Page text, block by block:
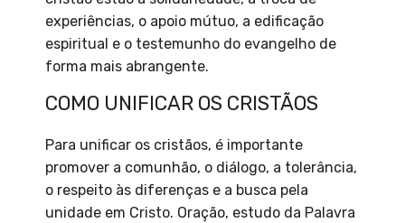
experiências, o apoio mútuo, a edificação
espiritual e o testemunho do evangelho de
forma mais abrangente.
COMO UNIFICAR OS CRISTÃOS
Para unificar os cristãos, é importante
promover a comunhão, o diálogo, a tolerância,
o respeito às diferenças e a busca pela
unidade em Cristo. Oração, estudo da Palavra